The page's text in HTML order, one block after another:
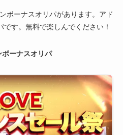
ボーナスオリパがあります。アド
す。無料で楽しんでください！
ーナスオリパ